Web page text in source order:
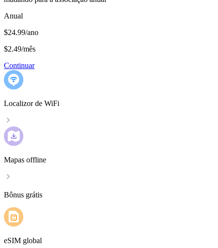
Anual
$24.99/ano
$2.49/mês
Continuar
Localizor de WiFi
Mapas offline
Bônus grátis
eSIM global